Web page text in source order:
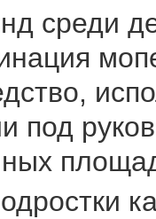
под